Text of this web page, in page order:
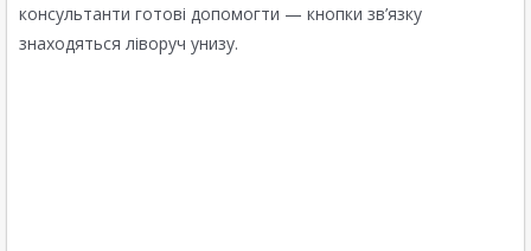
консультанти готові допомогти — кнопки зв’язку
знаходяться ліворуч унизу.